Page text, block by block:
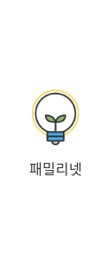
패밀리넷